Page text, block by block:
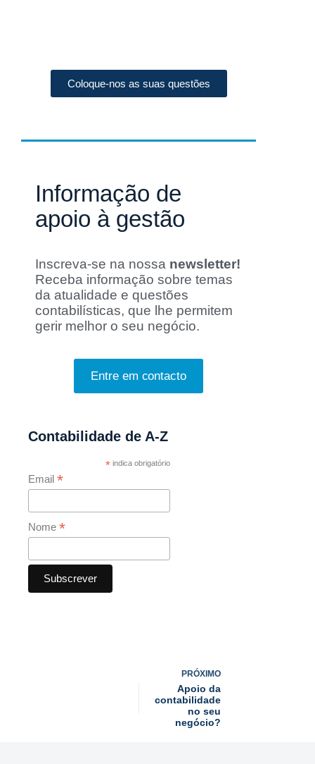
Coloque-nos as suas questões
Informação de
apoio à gestão
Inscreva-se na nossa newsletter!
Receba informação sobre temas
da atualidade e questões
contabilísticas, que lhe permitem
gerir melhor o seu negócio.
Entre em contacto
Contabilidade de A-Z
*indica obrigatório
Email *
Nome *
PRÓXIMO
Apoio da
contabilidade
no seu
negócio?